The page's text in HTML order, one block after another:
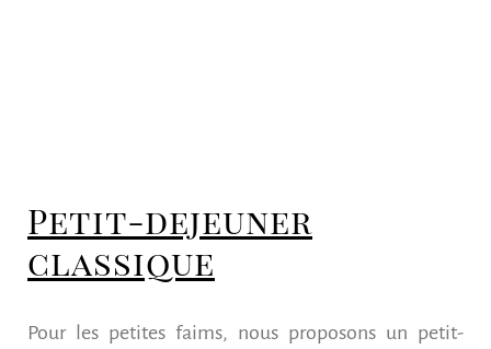
Petit-dejeuner
classique
Pour les petites faims, nous proposons un petit-